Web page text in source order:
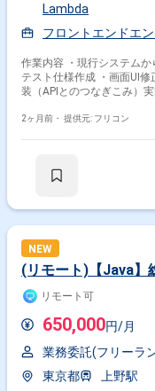
Lambda
フロントエンドエ
作業内容 ・現行システム
テスト仕様作成 ・画面UI
装（APIとのつなぎこみ）
バックエンド：Java、
ツール ・タスク管理：
2ヶ月前・ 提供元: フリコン
NEW
(リモート)【Java】
リモート可
650,000円/月
業務委託(フリーラ
東京都
上野駅
掛け合わせ条件
特徴で絞り込む
Redmine × 副業
その他の条件で